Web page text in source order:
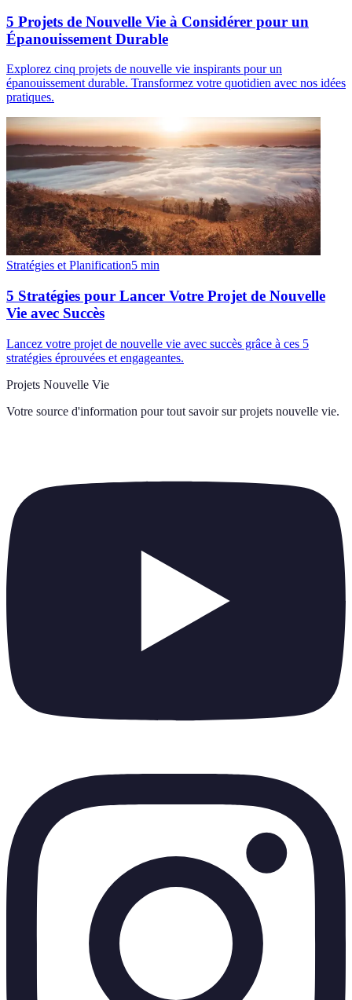
5 Projets de Nouvelle Vie à Considérer pour un
Épanouissement Durable
Explorez cinq projets de nouvelle vie inspirants pour un
épanouissement durable. Transformez votre quotidien avec nos idées
pratiques.
Stratégies et Planification5 min
5 Stratégies pour Lancer Votre Projet de Nouvelle
Vie avec Succès
Lancez votre projet de nouvelle vie avec succès grâce à ces 5
stratégies éprouvées et engageantes.
Projets Nouvelle Vie
Votre source d'information pour tout savoir sur projets nouvelle vie.